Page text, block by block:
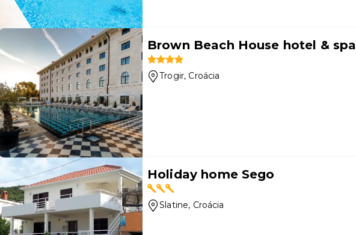
Brown Beach House hotel & spa
Trogir, Croácia
Holiday home Sego
Slatine, Croácia